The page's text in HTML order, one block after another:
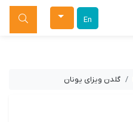
En جستجو
گلدن ویزای یونان